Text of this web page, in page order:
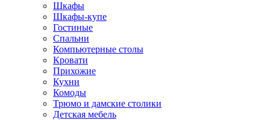
Шкафы
Шкафы-купе
Гостиные
Спальни
Компьютерные столы
Кровати
Прихожие
Кухни
Комоды
Трюмо и дамские столики
Детская мебель